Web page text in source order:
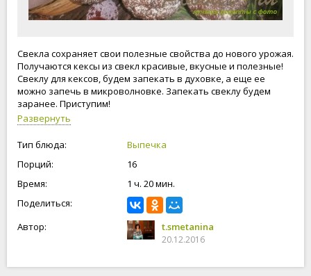
Свекла сохраняет свои полезные свойства до нового урожая.
Получаются кексы из свекл красивые, вкусные и полезные!
Свеклу для кексов, будем запекать в духовке, а еще ее
можно запечь в микроволновке. Запекать свеклу будем
заранее. Приступим!
Развернуть
Тип блюда:
Выпечка
Порций:
16
Время:
1 ч. 20 мин.
Поделиться:
Автор:
t.smetanina
20.12.2016